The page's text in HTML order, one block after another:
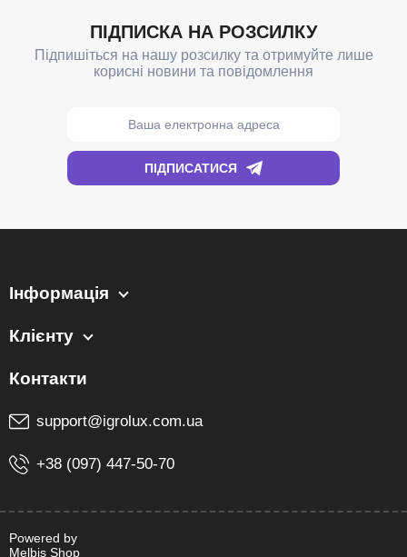
Інформація
Клієнту
support@igrolux.com.ua
+38 (097) 447-50-70
Powered by
Melbis Shop